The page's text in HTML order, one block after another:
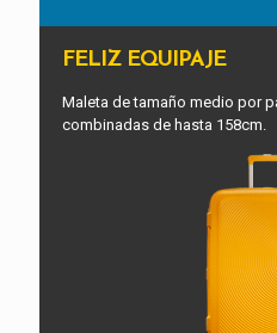
FELIZ EQUIPAJE
Maleta de tamaño medio por
combinadas de hasta 158cm.